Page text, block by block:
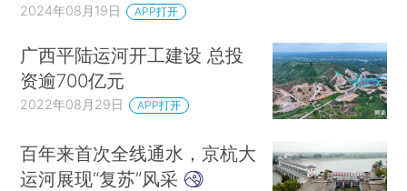
2024年08月19日 APP打开
广西平陆运河开工建设 总投
资逾700亿元
2022年08月29日 APP打开
百年来首次全线通水，京杭大
运河展现“复苏”风采